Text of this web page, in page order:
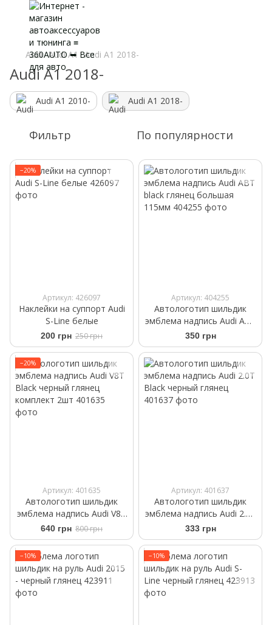
Audi Audi A1 Audi A1 2018-
Audi A1 2018-
Audi A1 2010- Audi A1 2018-
Фильтр По популярности
−20%
Артикул: 426097
Наклейки на суппорт Audi
S-Line белые
200 грн 250 грн
Артикул: 404255
Автологотип шильдик
эмблема надпись Audi ABT
black глянец большая
115мм
350 грн
−20%
Артикул: 401635
Автологотип шильдик
эмблема надпись Audi V8T
Black черный глянец
комплект 2шт
640 грн 800 грн
Артикул: 401637
Автологотип шильдик
эмблема надпись Audi 2.0T
Black черный глянец
333 грн
−10% −10%